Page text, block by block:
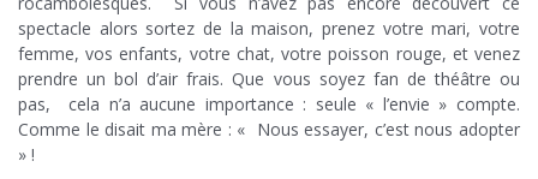
spectacle alors sortez de la maison, prenez votre mari, votre
femme, vos enfants, votre chat, votre poisson rouge, et venez
prendre un bol d’air frais. Que vous soyez fan de théâtre ou
pas, cela n’a aucune importance : seule « l’envie » compte.
Comme le disait ma mère : « Nous essayer, c’est nous adopter
» !